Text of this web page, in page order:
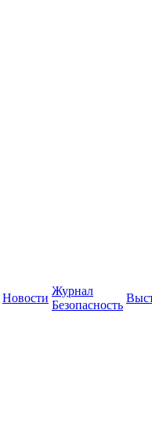
Новости
Журнал
Безопасность